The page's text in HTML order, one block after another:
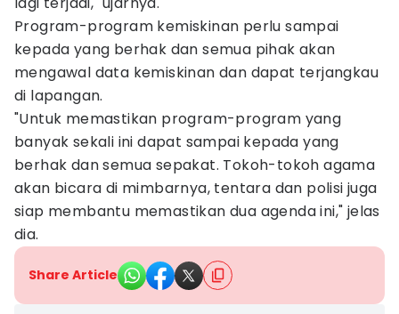
Program-program kemiskinan perlu sampai
kepada yang berhak dan semua pihak akan
mengawal data kemiskinan dan dapat terjangkau
di lapangan.
"Untuk memastikan program-program yang
banyak sekali ini dapat sampai kepada yang
berhak dan semua sepakat. Tokoh-tokoh agama
akan bicara di mimbarnya, tentara dan polisi juga
siap membantu memastikan dua agenda ini," jelas
dia.
Share Article